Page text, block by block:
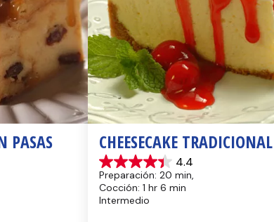
PASAS CHEESECAKE TRADICIONAL
4.4
4.4
de
5
estrellas.
Preparación: 20 min,
Cocción: 1 hr 6 min
Intermedio